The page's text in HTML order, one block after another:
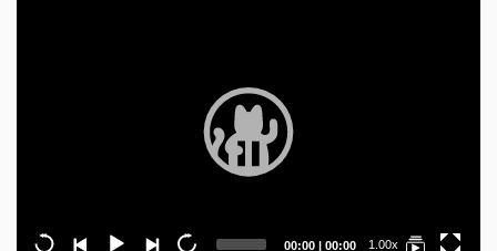
Current
00:00 | Total
00:00 1.00x